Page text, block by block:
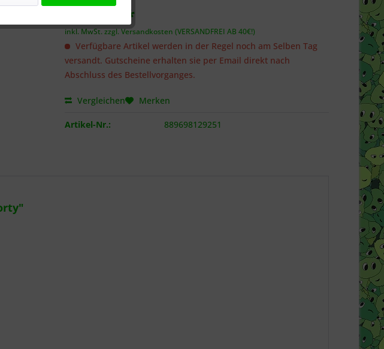
19,99 € *
inkl. MwSt.zzgl. Versandkosten (VERSANDFREI AB 40€!)
Verfügbare Artikel werden in der Regel noch am Selben Tag
versandt. Gutscheine erhalten sie per Email direkt nach
Abschluss des Bestellvorganges.
Vergleichen Merken
Artikel-Nr.: 889698129251